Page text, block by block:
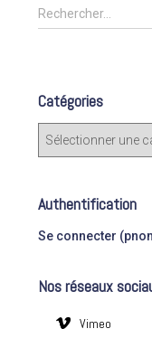
R
e
r
c
Rechercher…
Catégories
C
g
o
e
Authentification
Se connecter
Nos réseaux
Vimeo